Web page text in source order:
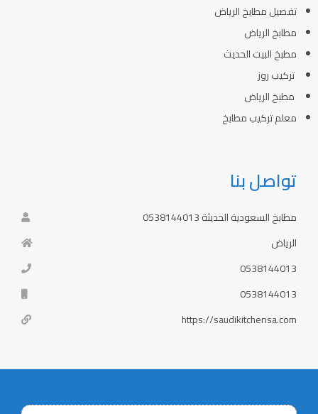
تفصيل مطابخ الرياض
مطابخ الرياض
مطبخ البيت الحديث
تركيب روز
مطبخ الرياض
معلم تركيب مطابخ
تواصل بنا
مطابخ السعودية الحديثة 0538144013
الرياض
0538144013
0538144013
https://saudikitchensa.com